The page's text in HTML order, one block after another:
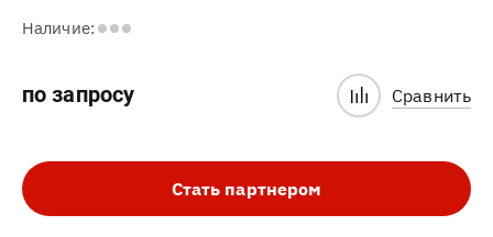
Наличие:
по запросу Сравнить
Стать партнером